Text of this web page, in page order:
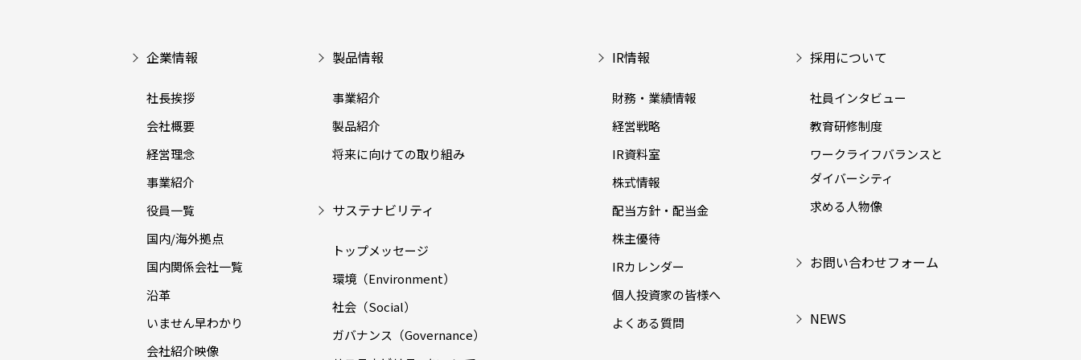
企業情報
社長挨拶
会社概要
経営理念
事業紹介
役員一覧
国内/海外拠点
国内関係会社一覧
沿革
いません早わかり
会社紹介映像
製品情報
事業紹介
製品紹介
将来に向けての取り組み
サステナビリティ
トップメッセージ
環境（Environment）
社会（Social）
ガバナンス（Governance）
IR情報
財務・業績情報
経営戦略
IR資料室
株式情報
配当方針・配当金
株主優待
IRカレンダー
個人投資家の皆様へ
よくある質問
採用について
社員インタビュー
教育研修制度
ワークライフバランスと
ダイバーシティ
求める人物像
お問い合わせフォーム
NEWS